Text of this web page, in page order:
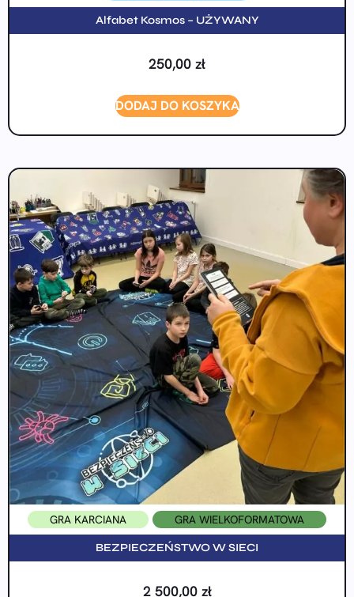
Alfabet Kosmos – UŻYWANY
250,00 zł
DODAJ DO KOSZYKA
GRA KARCIANA GRA WIELKOFORMATOWA
BEZPIECZEŃSTWO W SIECI
2 500,00 zł